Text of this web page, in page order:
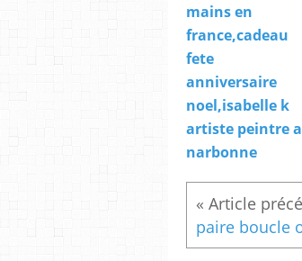
mains en
france,cadeau
fete
anniversaire
noel,isabelle k
artiste peintre a
narbonne